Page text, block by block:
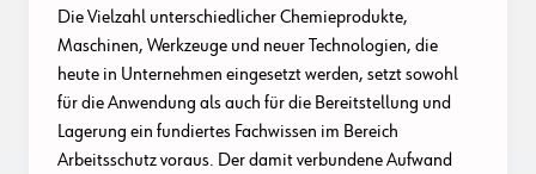
Die Vielzahl unterschiedlicher Chemieprodukte,
Maschinen, Werkzeuge und neuer Technologien, die
heute in Unternehmen eingesetzt werden, setzt sowohl
für die Anwendung als auch für die Bereitstellung und
Lagerung ein fundiertes Fachwissen im Bereich
Arbeitsschutz voraus. Der damit verbundene Aufwand